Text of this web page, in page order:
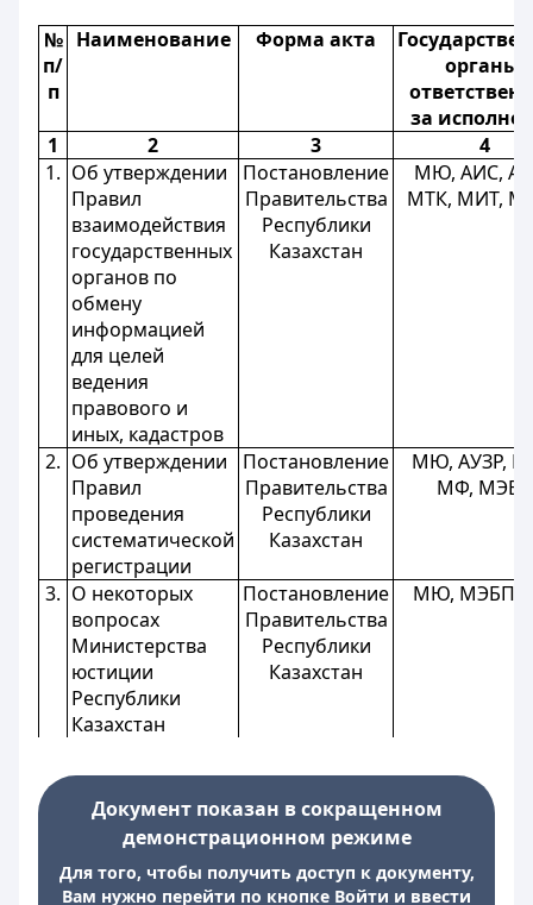
№
п/
п
Наименование Форма акта
органы,
за
1
2 3
4
1. Об утверждении
Правил
взаимодействия
государственных
органов по
обмену
информацией
для целей
ведения
правового и
иных, кадастров
Постановление
Правительства
Республики
Казахстан
МЮ, АИС,
МТК, МИТ,
2. Об утверждении
Правил
проведения
систематической
регистрации
Постановление
Правительства
Республики
Казахстан
МЮ, АУЗР,
МФ, МЭБП
3. О некоторых
вопросах
Министерства
юстиции
Республики
Казахстан
Постановление
Правительства
Республики
Казахстан
МЮ, МЭБП,
Документ показан в сокращенном
демонстрационном режиме
Для того, чтобы получить доступ к документу,
Вам нужно перейти по кнопке Войти и ввести